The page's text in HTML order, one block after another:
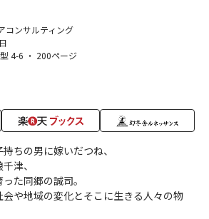
コンサルティング
4-6 ・ 200ページ
ちの男に嫁いだつね、
津、
た同郷の誠司。
や地域の変化とそこに生きる人々の物